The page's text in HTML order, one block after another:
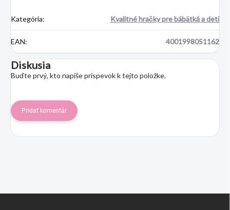
Kategória: Kvalitné hračky pre bábätká a deti
EAN: 4001998051162
Diskusia
Buďte prvý, kto napíše príspevok k tejto položke.
Pridať komentár